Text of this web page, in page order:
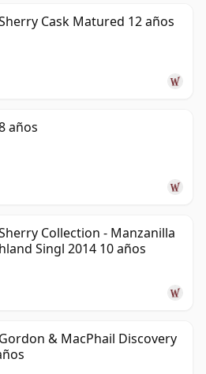
Cask Matured 12 años
años
Collection - Manzanilla
Singl 2014 10 años
& MacPhail Discovery